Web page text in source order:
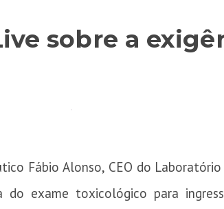
sobre a
Fábio Alonso, CEO do
do exame toxicológico para